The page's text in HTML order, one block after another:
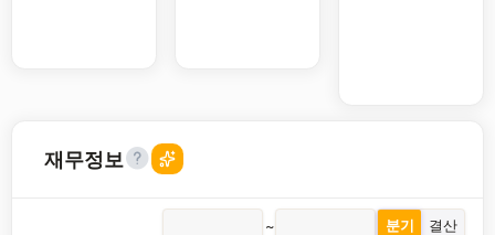
재무정보
~ 분기
결산